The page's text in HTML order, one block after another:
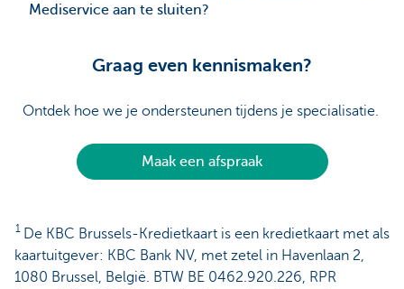
Mediservice aan te sluiten?
Graag even kennismaken?
Ontdek hoe we je ondersteunen tijdens je specialisatie.
Maak een afspraak
1 De KBC Brussels-Kredietkaart is een kredietkaart met als
kaartuitgever: KBC Bank NV, met zetel in Havenlaan 2,
1080 Brussel, België. BTW BE 0462.920.226, RPR